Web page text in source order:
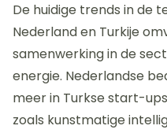
De huidige trends in de
Nederland en Turkije
samenwerking in de
energie. Nederlandse
meer in Turkse start-
zoals kunstmatige